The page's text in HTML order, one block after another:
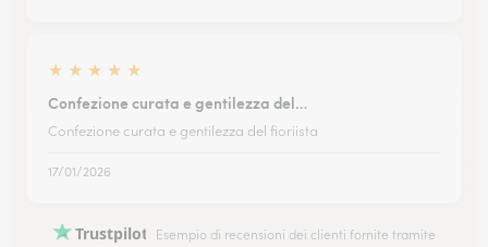
★ ★ ★ ★ ★
Confezione curata e gentilezza del…
Confezione curata e gentilezza del fioriista
17/01/2026
Trustpilot
Esempio di recensioni dei clienti fornite tramite